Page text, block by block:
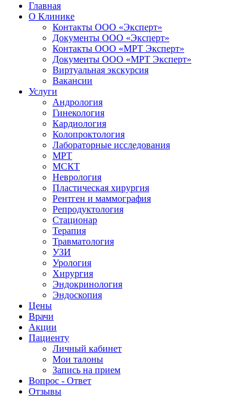
Главная
О Клинике
Контакты ООО «Эксперт»
Документы ООО «Эксперт»
Контакты ООО «МРТ Эксперт»
Документы ООО «МРТ Эксперт»
Виртуальная экскурсия
Вакансии
Услуги
Андрология
Гинекология
Кардиология
Колопроктология
Лабораторные исследования
МРТ
МСКТ
Неврология
Пластическая хирургия
Рентген и маммография
Репродуктология
Стационар
Терапия
Травматология
УЗИ
Урология
Хирургия
Эндокринология
Эндоскопия
Цены
Врачи
Акции
Пациенту
Личный кабинет
Мои талоны
Запись на прием
Вопрос - Ответ
Отзывы